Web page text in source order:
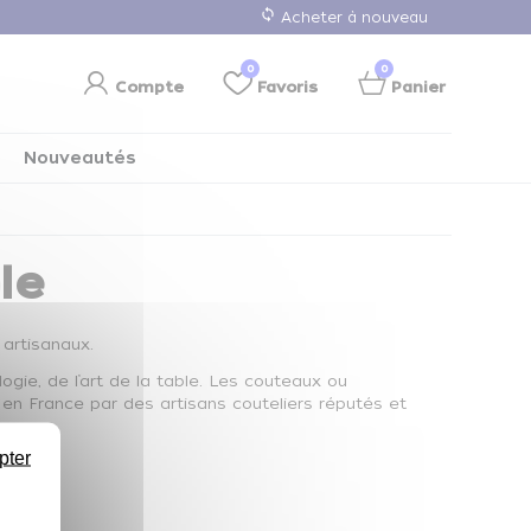
loop Acheter à nouveau
Compte
0
Favoris
0
Panier
Nouveautés
de l’art de la table. Les couteaux ou
en France par des artisans couteliers réputés et